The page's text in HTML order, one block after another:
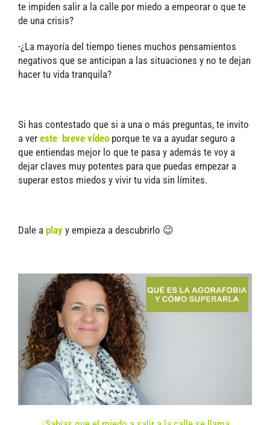
te impiden salir a la calle por miedo a empeorar o que te
de una crisis?
-¿La mayoría del tiempo tienes muchos pensamientos
negativos que se anticipan a las situaciones y no te dejan
hacer tu vida tranquila?
Si has contestado que si a una o más preguntas, te invito
a ver este breve vídeo porque te va a ayudar seguro a
que entiendas mejor lo que te pasa y además te voy a
dejar claves muy potentes para que puedas empezar a
superar estos miedos y vivir tu vida sin límites.
Dale a play y empieza a descubrirlo 😉